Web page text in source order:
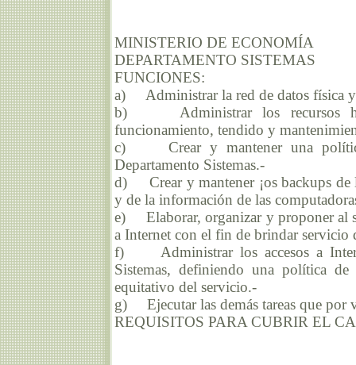
MINISTERIO DE ECONOMÍA
DEPARTAMENTO SISTEMAS
FUNCIONES:
a) Administrar la red de datos física y
b) Administrar los recursos
funcionamiento, tendido y
c) Crear y mantener una política
Departamento Sistemas.-
d) Crear y mantener ¡os backups de
y de la información de las
e) Elaborar, organizar y proponer al
a Internet con el fin de brindar
f) Administrar los accesos a
Sistemas, definiendo una política
equitativo del servicio.-
g) Ejecutar las demás tareas que por
REQUISITOS PARA CUBRIR EL